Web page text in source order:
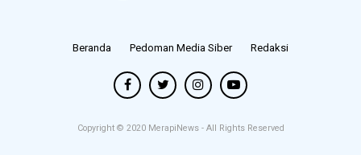
Beranda Pedoman Media Siber Redaksi
Copyright © 2020 MerapiNews - All Rights Reserved